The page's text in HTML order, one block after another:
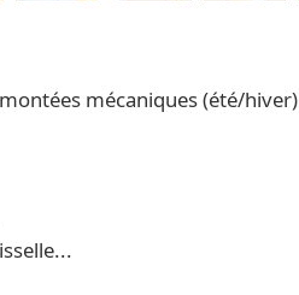
mécaniques (été/hiver)